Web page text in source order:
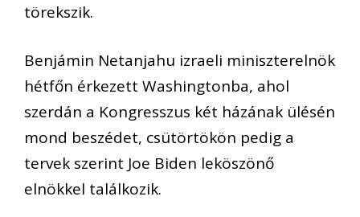
törekszik.
Benjámin Netanjahu izraeli miniszterelnök
hétfőn érkezett Washingtonba, ahol
szerdán a Kongresszus két házának ülésén
mond beszédet, csütörtökön pedig a
tervek szerint Joe Biden leköszönő
elnökkel találkozik.